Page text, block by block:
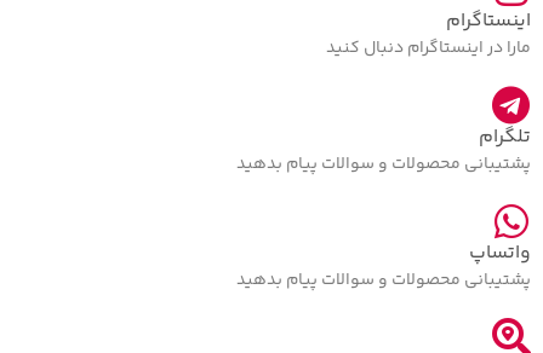
اینستاگرام
مارا در اینستاگرام دنبال کنید
تلگرام
پشتیبانی محصولات و سوالات پیام بدهید
واتساپ
پشتیبانی محصولات و سوالات پیام بدهید